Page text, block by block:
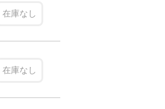
在庫なし
在庫なし